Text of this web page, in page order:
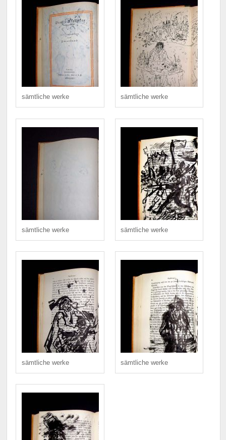
sämtliche werke sämtliche werke
sämtliche werke sämtliche werke
sämtliche werke sämtliche werke